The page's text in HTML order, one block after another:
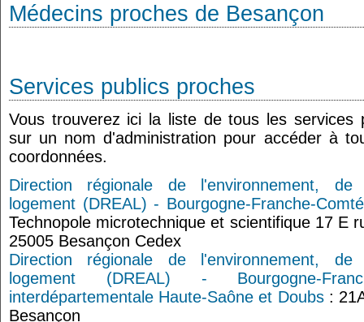
Médecins proches de Besançon
Services publics proches
Vous trouverez ici la liste de tous les services
sur un nom d'administration pour accéder à
coordonnées.
Direction régionale de l'environnement,
logement (DREAL) - Bourgogne-Franche-
Technopole microtechnique et scientifique 17 E
25005 Besançon Cedex
Direction régionale de l'environnement,
logement (DREAL) - Bourgogne-
interdépartementale Haute-Saône et Doubs:
Besançon